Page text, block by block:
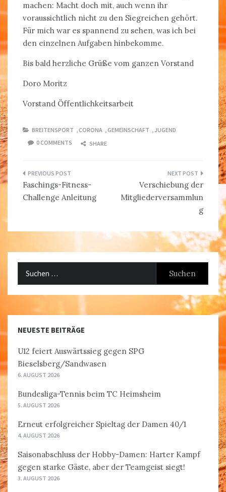
machen: Macht doch mit, auch wenn ihr
voraussichtlich nicht zu den Siegreichen gehört.
Für mich war es spannend zu sehen, was ich bei
den einzelnen Aufgaben hinbekomme.
Bis bald herzliche Grüße vom ganzen Vorstand
Doro Moritz
Vorstand Öffentlichkeitsarbeit
BREITENSPORT ,CORONA ,GEMEINSCHAFT ,JUGEND
0 COMMENTS
SHARE
Beitragsnavigation
Faschings-Fitness-
Challenge Anleitung
Verschiebung der
Mitgliederversammlun
g
NEUESTE BEITRÄGE
U12 feiert Auswärtssieg gegen SPG
Bieselsberg/Sandwasen
6. AUGUST 2026
Bundesliga-Tennis beim TC Heimsheim
5. AUGUST 2026
Erneut erfolgreicher Spieltag der Damen 40/1
4. AUGUST 2026
Saisonabschluss der Hobby-Damen: Harter Kampf
gegen starke Gäste, aber der Teamgeist siegt!
3. AUGUST 2026